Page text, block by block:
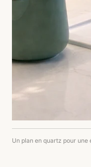
Un plan en quartz pour